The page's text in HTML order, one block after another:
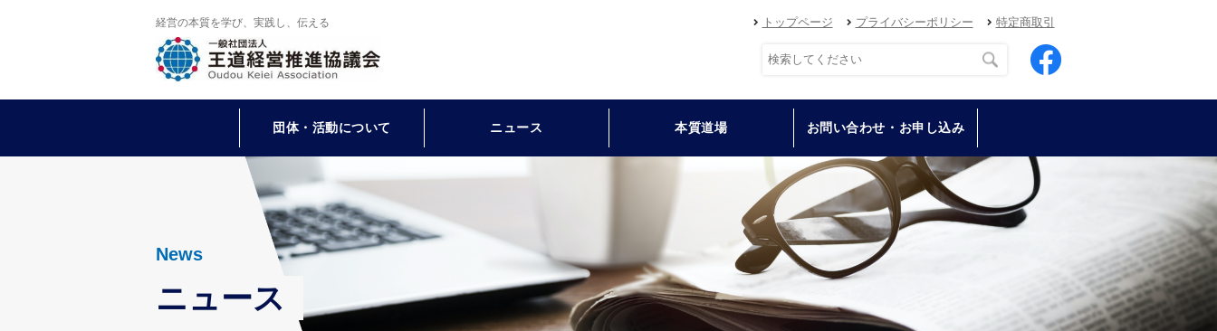
経営の本質を学び、実践し、伝える トップページ プライバシーポリシー 特定商取引
団体・活動について ニュース 本質道場 お問い合わせ・お申し込み
News
ニュース